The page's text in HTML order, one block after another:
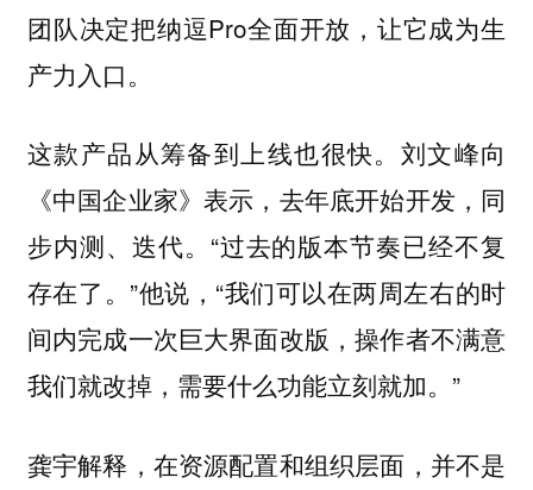
团队决定把纳逗Pro全面开放，让它成为生
产力入口。
这款产品从筹备到上线也很快。刘文峰向
《中国企业家》表示，去年底开始开发，同
步内测、迭代。“过去的版本节奏已经不复
存在了。”他说，“我们可以在两周左右的时
间内完成一次巨大界面改版，操作者不满意
我们就改掉，需要什么功能立刻就加。”
龚宇解释，在资源配置和组织层面，并不是